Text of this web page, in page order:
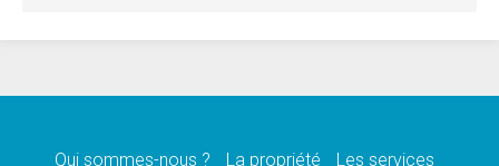
en Argentine et au Pérou
Qui sommes-nous ? La propriété Les services